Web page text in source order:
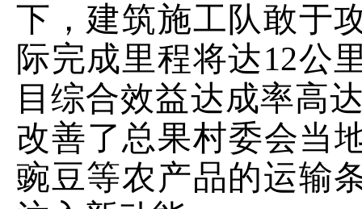
下，建筑施工队敢于
际完成里程将达12公
目综合效益达成率高
改善了总果村委会当
豌豆等农产品的运输